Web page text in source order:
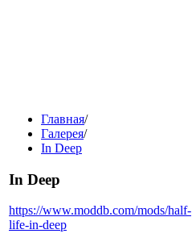
Главная/
Галерея/
In Deep
In Deep
https://www.moddb.com/mods/half-
life-in-deep